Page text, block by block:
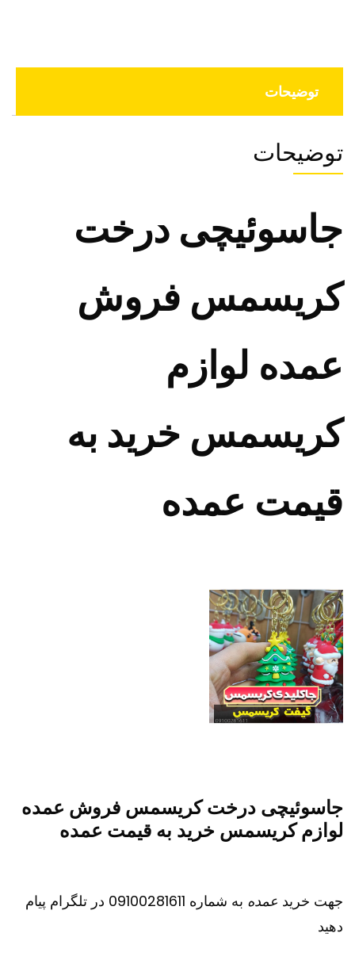
توضیحات
توضیحات
جاسوئیچی درخت
کریسمس فروش
عمده لوازم
کریسمس خرید به
قیمت عمده
جاسوئیچی درخت کریسمس فروش عمده
لوازم کریسمس خرید به قیمت عمده
جهت خرید عمده
به شماره 09100281611 در تلگرام پیام
دهید